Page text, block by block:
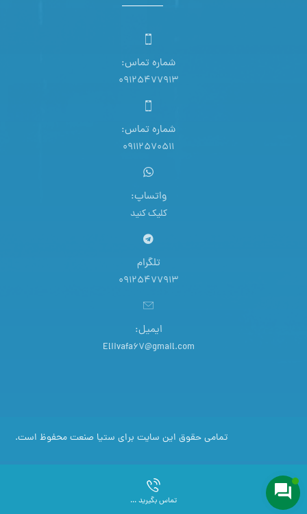
شماره تماس:
09125477913
شماره تماس:
09112570511
واتساپ:
کلیک کنید
تلگرام
09125477913
ایمیل:
Eliivafa67@gmail.com
تمامی حقوق این سایت برای ستیا صنعت محفوظ است.
تماس بگیرید ...